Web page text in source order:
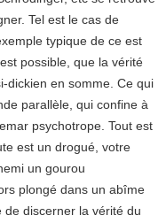
Tel est le cas de
typique de ce est
possible, que la vérité
dickien en somme. Ce qui
parallèle, qui confine à
psychotrope. Tout est
est un drogué, votre
un gourou
plongé dans un abîme
discerner la vérité du